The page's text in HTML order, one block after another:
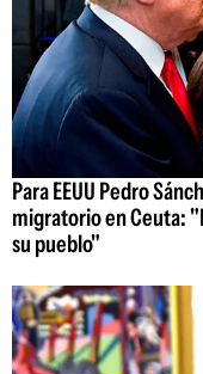
Para EEUU Pedro
migratorio en Ceuta:
su pueblo"